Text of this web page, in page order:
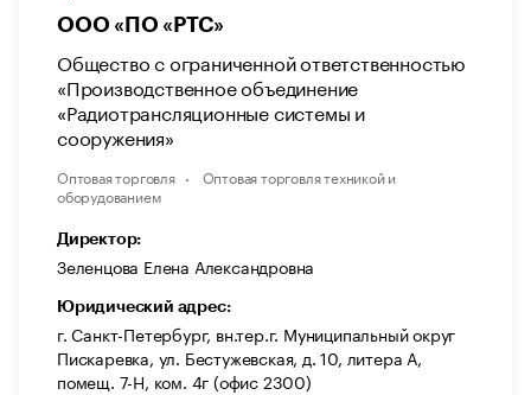
ООО «ПО «РТС»
Общество с ограниченной ответственностью
«Производственное объединение
«Радиотрансляционные системы и
сооружения»
Оптовая торговля
Оптовая торговля техникой и
оборудованием
Директор:
Зеленцова Елена Александровна
Юридический адрес:
г. Санкт-Петербург, вн.тер.г. Муниципальный округ
Пискаревка, ул. Бестужевская, д. 10, литера А,
помещ. 7-Н, ком. 4г (офис 2300)